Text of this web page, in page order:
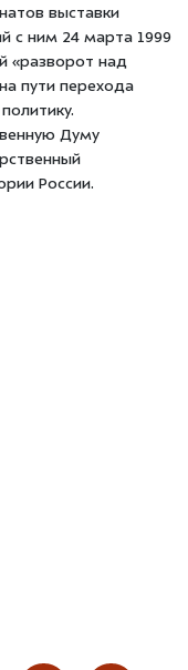
выставки
с ним 24 марта 1999
«разворот над
пути перехода
Думу
России.